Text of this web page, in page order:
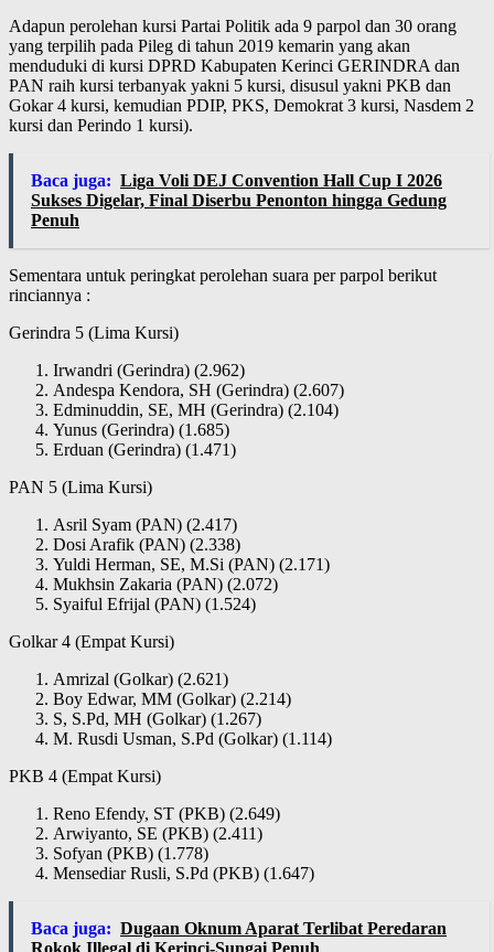
Adapun perolehan kursi Partai Politik ada 9 parpol dan 30 orang
yang terpilih pada Pileg di tahun 2019 kemarin yang akan
menduduki di kursi DPRD Kabupaten Kerinci GERINDRA dan
PAN raih kursi terbanyak yakni 5 kursi, disusul yakni PKB dan
Gokar 4 kursi, kemudian PDIP, PKS, Demokrat 3 kursi, Nasdem 2
kursi dan Perindo 1 kursi).
Baca juga: Liga Voli DEJ Convention Hall Cup I 2026
Sukses Digelar, Final Diserbu Penonton hingga Gedung
Penuh
Sementara untuk peringkat perolehan suara per parpol berikut
rinciannya :
Gerindra 5 (Lima Kursi)
Irwandri (Gerindra) (2.962)
Andespa Kendora, SH (Gerindra) (2.607)
Edminuddin, SE, MH (Gerindra) (2.104)
Yunus (Gerindra) (1.685)
Erduan (Gerindra) (1.471)
PAN 5 (Lima Kursi)
Asril Syam (PAN) (2.417)
Dosi Arafik (PAN) (2.338)
Yuldi Herman, SE, M.Si (PAN) (2.171)
Mukhsin Zakaria (PAN) (2.072)
Syaiful Efrijal (PAN) (1.524)
Golkar 4 (Empat Kursi)
Amrizal (Golkar) (2.621)
Boy Edwar, MM (Golkar) (2.214)
S, S.Pd, MH (Golkar) (1.267)
M. Rusdi Usman, S.Pd (Golkar) (1.114)
PKB 4 (Empat Kursi)
Reno Efendy, ST (PKB) (2.649)
Arwiyanto, SE (PKB) (2.411)
Sofyan (PKB) (1.778)
Mensediar Rusli, S.Pd (PKB) (1.647)
Baca juga: Dugaan Oknum Aparat Terlibat Peredaran